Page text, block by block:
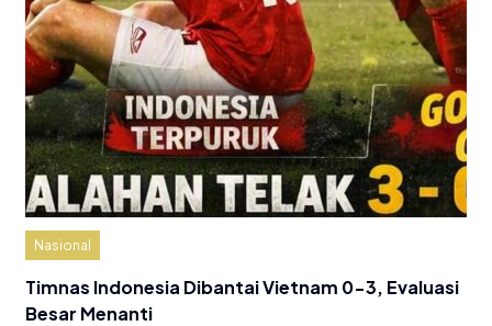
Nasional
Timnas Indonesia Dibantai Vietnam 0-3, Evaluasi
Besar Menanti